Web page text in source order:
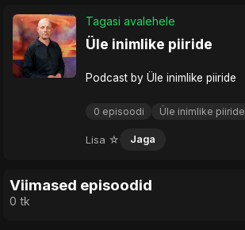
Tagasi avalehele
Üle inimlike piiride
Podcast by Üle inimlike piiride
0 episoodi Üle inimlike piiride
Lisa ☆ Jaga
Viimased episoodid
0 tk